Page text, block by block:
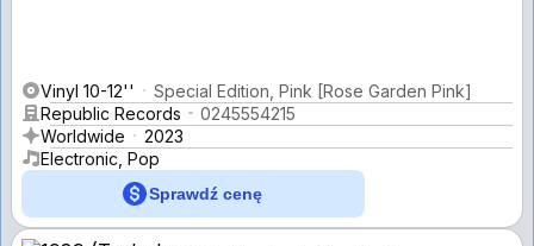
Vinyl 10-12''
Special Edition, Pink [Rose Garden Pink]
Republic Records
0245554215
Worldwide
2023
Electronic, Pop
Sprawdź cenę